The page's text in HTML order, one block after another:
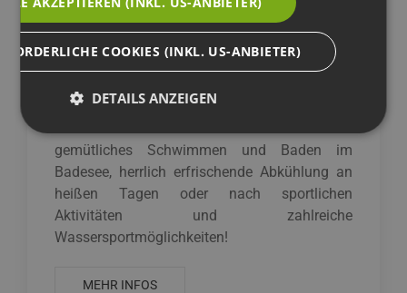
Chalets am See
Ein Badeurlaub vom Feinsten erleben Sie im
gemütliches Schwimmen und Baden im
Badesee, herrlich erfrischende Abkühlung an
heißen Tagen oder nach sportlichen
Aktivitäten und zahlreiche
Wassersportmöglichkeiten!
MEHR INFOS
COOKIES (INKL. US-ANBIETER)
DETAILS ANZEIGEN